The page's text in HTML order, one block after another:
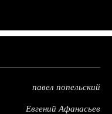
павел попельский
Евгений Афанасьев